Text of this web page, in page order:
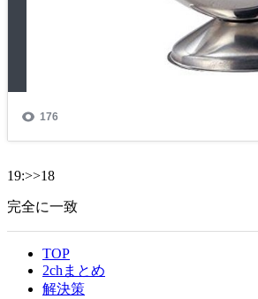
19:>>18
完全に一致
TOP
2chまとめ
解決策